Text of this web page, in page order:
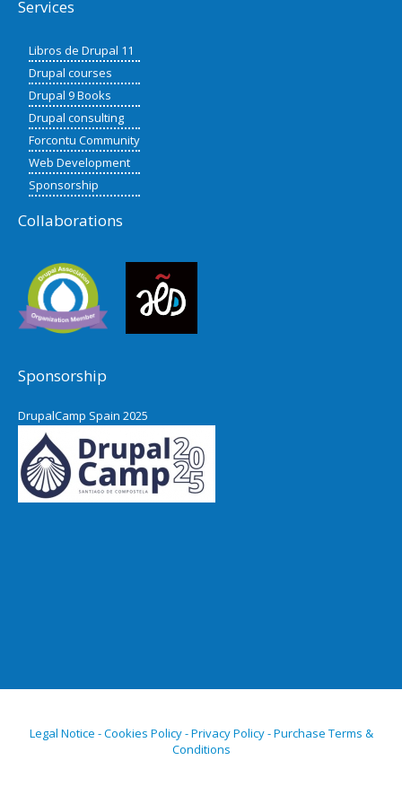
Services
Libros de Drupal 11
Drupal courses
Drupal 9 Books
Drupal consulting
Forcontu Community
Web Development
Sponsorship
Collaborations
Sponsorship
DrupalCamp Spain 2025
Legal Notice - Cookies Policy - Privacy Policy - Purchase Terms &
Conditions